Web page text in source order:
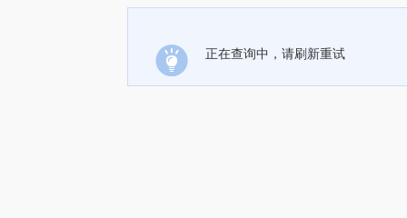
正在查询中，请刷新重试